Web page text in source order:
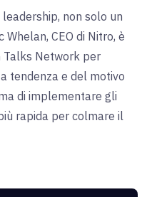
non solo un
CEO di Nitro, è
Talks Network per
tendenza e del motivo
di implementare gli
rapida per colmare il